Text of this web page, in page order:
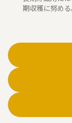
期収穫に努める